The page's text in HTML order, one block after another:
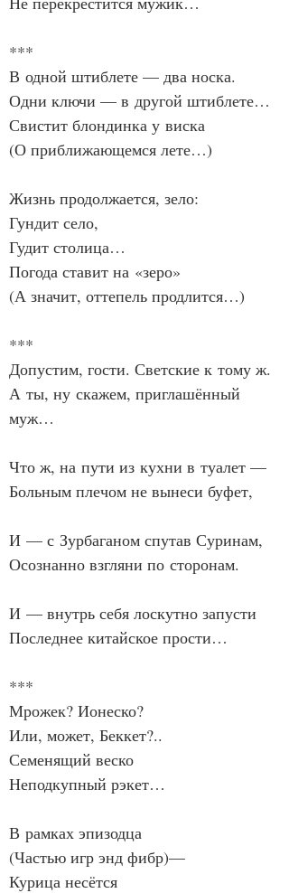
***
В одной штиблете — два носка.
Одни ключи — в другой штиблете…
Свистит блондинка у виска
(О приближающемся лете…)
Жизнь продолжается, зело:
Гундит село,
Гудит столица…
Погода ставит на «зеро»
(А значит, оттепель продлится…)
***
Допустим, гости. Светские к тому ж.
А ты, ну скажем, приглашённый
муж…
Что ж, на пути из кухни в туалет —
Больным плечом не вынеси буфет,
И — с Зурбаганом спутав Суринам,
Осознанно взгляни по сторонам.
И — внутрь себя лоскутно запусти
Последнее китайское прости…
***
Мрожек? Ионеско?
Или, может, Беккет?..
Семенящий веско
Неподкупный рэкет…
В рамках эпизодца
(Частью игр энд фибр)—
Курица несётся